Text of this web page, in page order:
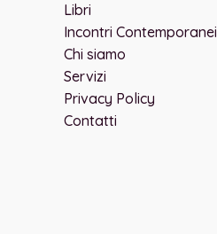
Libri
Incontri Contemporanei
Chi siamo
Servizi
Privacy Policy
Contatti